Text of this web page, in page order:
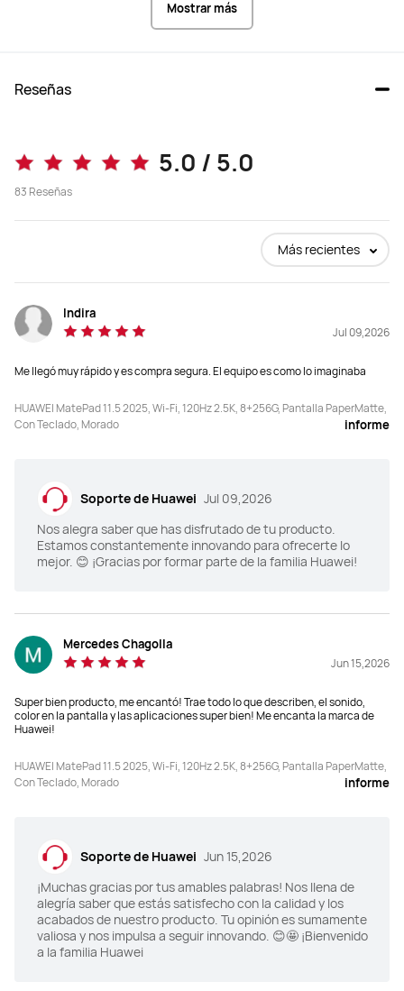
Mostrar más
Reseñas
5.0 / 5.0
83 Reseñas
Más recientes
Indira
Jul 09,2026
Me llegó muy rápido y es compra segura. El equipo es como lo imaginaba
HUAWEI MatePad 11.5 2025, Wi-Fi, 120Hz 2.5K, 8+256G, Pantalla PaperMatte,
Con Teclado, Morado
informe
Soporte de Huawei Jul 09,2026
Nos alegra saber que has disfrutado de tu producto.
Estamos constantemente innovando para ofrecerte lo
mejor. 😊 ¡Gracias por formar parte de la familia Huawei!
Mercedes Chagolla
Jun 15,2026
Super bien producto, me encantó! Trae todo lo que describen, el sonido,
color en la pantalla y las aplicaciones super bien! Me encanta la marca de
Huawei!
HUAWEI MatePad 11.5 2025, Wi-Fi, 120Hz 2.5K, 8+256G, Pantalla PaperMatte,
Con Teclado, Morado
informe
Soporte de Huawei Jun 15,2026
¡Muchas gracias por tus amables palabras! Nos llena de
alegría saber que estás satisfecho con la calidad y los
acabados de nuestro producto. Tu opinión es sumamente
valiosa y nos impulsa a seguir innovando. 😊🤩 ¡Bienvenido
a la familia Huawei